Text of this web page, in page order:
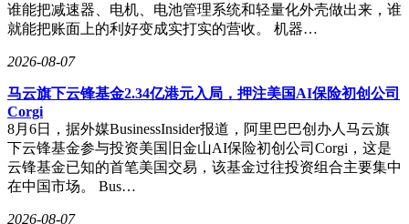
谁能把减速器、电机、电池管理系统和轻量化外壳做出来，谁
就能把账面上的利好变成实打实的营收。 机器…
2026-08-07
马云旗下云锋基金2.34亿港元入局，押注美国AI保险初创公司
Corgi
8月6日，据外媒BusinessInsider报道，阿里巴巴创办人马云旗
下云锋基金参与投资美国旧金山AI保险初创公司Corgi，这是
云锋基金已知的首笔美国交易，该基金过往投资组合主要集中
在中国市场。 Bus…
2026-08-07